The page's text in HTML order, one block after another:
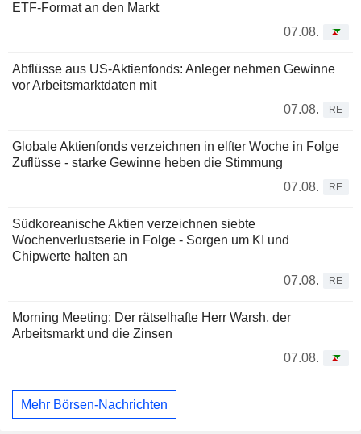
ETF-Format an den Markt
07.08.
Abflüsse aus US-Aktienfonds: Anleger nehmen Gewinne
vor Arbeitsmarktdaten mit
07.08.
RE
Globale Aktienfonds verzeichnen in elfter Woche in Folge
Zuflüsse - starke Gewinne heben die Stimmung
07.08.
RE
Südkoreanische Aktien verzeichnen siebte
Wochenverlustserie in Folge - Sorgen um KI und
Chipwerte halten an
07.08.
RE
Morning Meeting: Der rätselhafte Herr Warsh, der
Arbeitsmarkt und die Zinsen
07.08.
Mehr Börsen-Nachrichten